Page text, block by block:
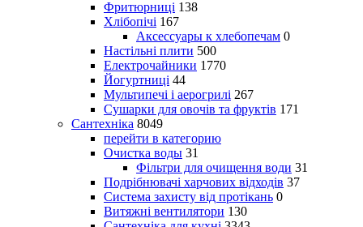
Фритюрниці 138
Хлібопічі 167
Аксессуары к хлебопечам 0
Настільні плити 500
Електрочайники 1770
Йогуртниці 44
Мультипечі і аерогрилі 267
Сушарки для овочів та фруктів 171
Сантехніка 8049
перейти в категорию
Очистка воды 31
Фільтри для очищення води 31
Подрібнювачі харчових відходів 37
Система захисту від протікань 0
Витяжні вентилятори 130